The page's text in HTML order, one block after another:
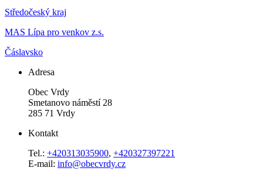
Středočeský kraj
MAS Lípa pro venkov z.s.
Čáslavsko
Adresa
Obec Vrdy
Smetanovo náměstí 28
285 71 Vrdy
Kontakt
Tel.: +420313035900, +420327397221
E-mail: info@obecvrdy.cz